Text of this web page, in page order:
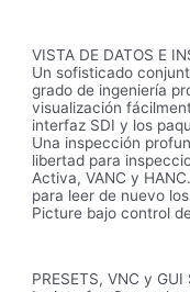
VISTA DE DATOS E
Un sofisticado
grado de ingeniería
visualización
interfaz SDI y los
Una inspección
libertad para
Activa, VANC y
para leer de nuevo
Picture bajo control
PRESETS, VNC y GUI